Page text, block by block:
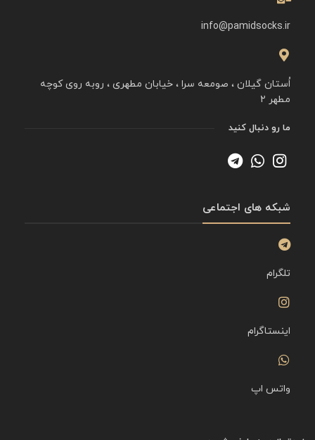
info@pamidsocks.ir
اُستان گیلان ، صومعه سرا ، خیابان مطهری ، روبه روی کوچه
مطهر ۲
ما رو دنبال کنید
شبکه های اجتماعی
تلگرام
اینستاگرام
واتس اپ